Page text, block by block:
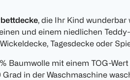
, die Ihr Kind
und einem niedlichen
Tagesdecke oder
Baumwolle mit einem TOG-
in der Waschmaschine